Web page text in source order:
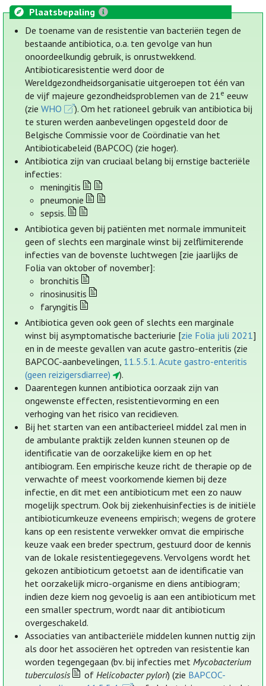
Plaatsbepaling
De toename van de resistentie van bacteriën tegen de
bestaande antibiotica, o.a. ten gevolge van hun
onoordeelkundig gebruik, is onrustwekkend.
Antibioticaresistentie werd door de
Wereldgezondheidsorganisatie uitgeroepen tot één van
de vijf majeure gezondheidsproblemen van de 21e eeuw
(zieWHO
). Om het rationeel gebruik van antibiotica bij
te sturen werden aanbevelingen opgesteld door de
Belgische Commissie voor de Coördinatie van het
Antibioticabeleid (BAPCOC) (zie hoger).
Antibiotica zijn van cruciaal belang bij ernstige bacteriële
infecties:
meningitis
pneumonie
sepsis.
Antibiotica geven bij patiënten met normale immuniteit
geen of slechts een marginale winst bij zelflimiterende
infecties van de bovenste luchtwegen [zie jaarlijks de
Folia van oktober of november]:
bronchitis
rinosinusitis
faryngitis
Antibiotica geven ook geen of slechts een marginale
winst bij asymptomatische bacteriurie [zie Folia juli 2021]
en in de meeste gevallen van acute gastro-enteritis (zie
BAPCOC-aanbevelingen, 11.5.5.1. Acute gastro-enteritis
(geen reizigersdiarree)
).
Daarentegen kunnen antibiotica oorzaak zijn van
ongewenste effecten, resistentievorming en een
verhoging van het risico van recidieven.
Bij het starten van een antibacterieel middel zal men in
de ambulante praktijk zelden kunnen steunen op de
identificatie van de oorzakelijke kiem en op het
antibiogram. Een empirische keuze richt de therapie op de
verwachte of meest voorkomende kiemen bij deze
infectie, en dit met een antibioticum met een zo nauw
mogelijk spectrum. Ook bij ziekenhuisinfecties is de initiële
antibioticumkeuze eveneens empirisch; wegens de grotere
kans op een resistente verwekker omvat die empirische
keuze vaak een breder spectrum, gestuurd door de kennis
van de lokale resistentiegegevens. Vervolgens wordt het
gekozen antibioticum getoetst aan de identificatie van
het oorzakelijk micro-organisme en diens antibiogram;
indien deze kiem nog gevoelig is aan een antibioticum met
een smaller spectrum, wordt naar dit antibioticum
overgeschakeld.
Associaties van antibacteriële middelen kunnen nuttig zijn
als door het associëren het optreden van resistentie kan
worden tegengegaan (bv. bij infecties metMycobacterium
tuberculosis
of Helicobacter pylori) (zie BAPCOC-